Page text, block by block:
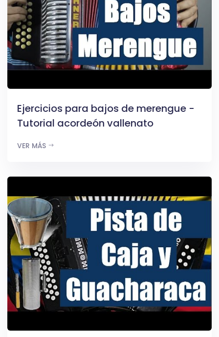
Ejercicios para bajos de merengue -
Tutorial acordeón vallenato
VER MÁS